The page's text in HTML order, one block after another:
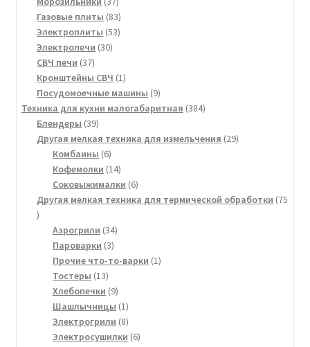
товаров
Газовые плиты 8383
товара
Электроплиты 5353
Электропечи 3030
СВЧ печи 3737
товаров
Кронштейны СВЧ 11
товар
Посудомоечные машины 99
товаров
Техника для кухни малогабаритная 384384
Блендеры 3939
товаров
Другая мелкая техника для измельчения 2929
Комбаины 66
товаров
Кофемолки 1414
товаров
Соковыжималки 66
товаров
Другая мелкая техника для термической обработки 75
75
товаров
Аэрогрили 3434
Пароварки 33
товара
Прочие что-то-варки 11
Тостеры 1313
товаров
Хлебопечки 99
товаров
Шашлычницы 11
товар
Электрогрили 88
товаров
Электросушилки 66